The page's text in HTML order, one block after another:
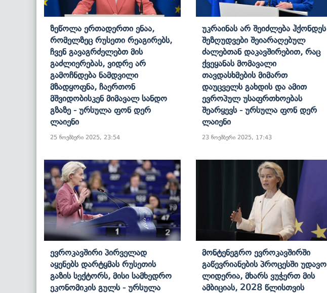
Ზეწოლა Ერთადერთი Ენაა,
Რომელზეც Რუსეთი Რეაგირებს,
Ჩვენ Გავაგრძელებთ Მის
Გაძლიერებას, Ვიდრე Არ
Გამოჩნდება Ნამდვილი
Მზადყოფნა, Ჩაერთონ
Მშვიდობისკენ Მიმავალ Სანდო
Გზაზე - Ურსულა Ფონ Დერ
Ლაიენი
25 ნოემბერი 2025, 23:54
Უკრაინას Არ Შეიძლება Ჰქონდეს
Შეზღუდვები Შეიარაღებულ
Ძალებთან Დაკავშირებით, Რაც
Ქვეყანას Მომავალი
Თავდასხმების Მიმართ
Დაუცველს Გახდის Და Ამით
Ევროპულ Უსაფრთხოებას
Შეარყევს - Ურსულა Ფონ Დერ
Ლაიენი
23 ნოემბერი 2025, 17:43
Ევროკავშირი Პირველად
Აყენებს Დარტყმას Რუსეთის
Გაზის Სექტორს, Მისი Სამხედრო
Ეკონომიკის Გულს - Ურსულა
Მონტენეგრო Ევროკავშირში
Გაწევრიანების Პროცესში Უდავო
Ლიდერია, Მხარს Ვუჭერთ Მის
Ამბიციას, 2028 Წლისთვის